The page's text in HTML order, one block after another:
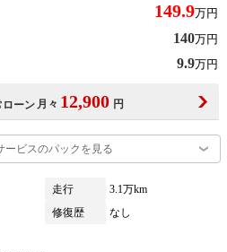
149.9万円
140万円
9.9万円
ローン 月々 12,900 円
ービスのパックを見る
走行
3.1万km
修復歴
なし